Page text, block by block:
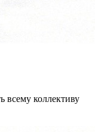
всему коллективу